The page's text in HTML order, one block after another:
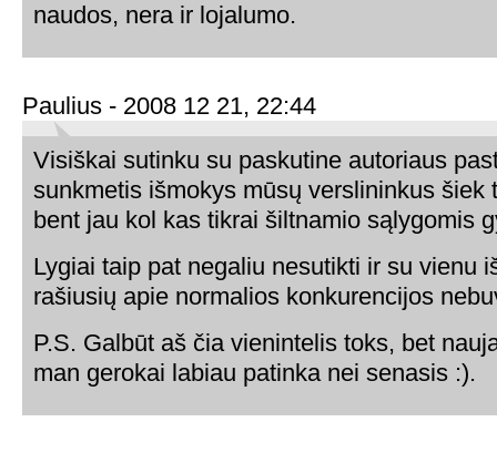
naudos, nera ir lojalumo.
Paulius - 2008 12 21, 22:44
Visiškai sutinku su paskutine autoriaus
sunkmetis išmokys mūsų verslininkus šiek
bent jau kol kas tikrai šiltnamio sąlygomis
Lygiai taip pat negaliu nesutikti ir su vienu
rašiusių apie normalios konkurencijos
P.S. Galbūt aš čia vienintelis toks, bet
man gerokai labiau patinka nei senasis :).